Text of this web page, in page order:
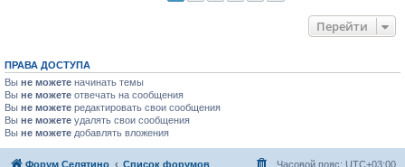
Перейти
ПРАВА ДОСТУПА
Вы не можете начинать темы
Вы не можете отвечать на сообщения
Вы не можете редактировать свои сообщения
Вы не можете удалять свои сообщения
Вы не можете добавлять вложения
Форум Селятино Список форумов Часовой пояс: UTC+03:00